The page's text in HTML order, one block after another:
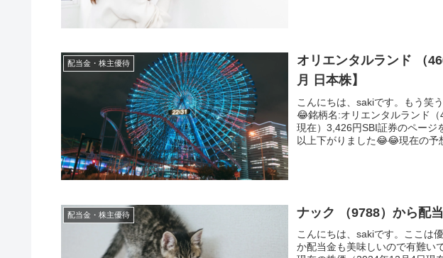
配当金・株主優待
オリエンタルランド （
月 日本株】
こんにちは、sakiです。もう笑
😂銘柄名:オリエンタルランド
現在）3,426円SBI証券のページ
以上下がりました😂😂現在の予
配当金・株主優待 ナック （9788）から配
こんにちは、sakiです。ここは
か配当金も美味しいので有難い